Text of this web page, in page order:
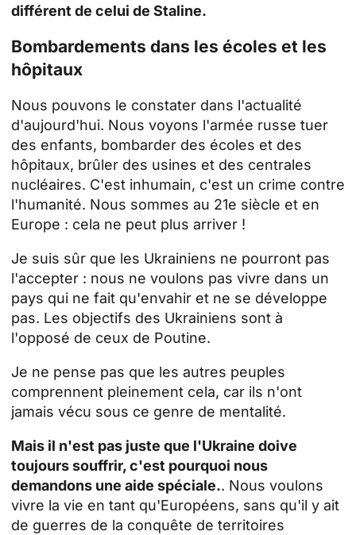
différent de celui de Staline.
Bombardements dans les écoles et les
hôpitaux
Nous pouvons le constater dans l'actualité
d'aujourd'hui. Nous voyons l'armée russe tuer
des enfants, bombarder des écoles et des
hôpitaux, brûler des usines et des centrales
nucléaires. C'est inhumain, c'est un crime contre
l'humanité. Nous sommes au 21e siècle et en
Europe : cela ne peut plus arriver !
Je suis sûr que les Ukrainiens ne pourront pas
l'accepter : nous ne voulons pas vivre dans un
pays qui ne fait qu'envahir et ne se développe
pas. Les objectifs des Ukrainiens sont à
l'opposé de ceux de Poutine.
Je ne pense pas que les autres peuples
comprennent pleinement cela, car ils n'ont
jamais vécu sous ce genre de mentalité.
Mais il n'est pas juste que l'Ukraine doive
toujours souffrir, c'est pourquoi nous
demandons une aide spéciale.. Nous voulons
vivre la vie en tant qu'Européens, sans qu'il y ait
de guerres de la conquête de territoires